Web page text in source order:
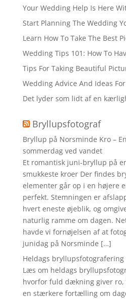
Your Wedding Help Is Here
Start Planning The Wedding
Learn How To Take The Best
Wedding Tips 101: How To
Tips For Taking Beautiful
Wedding Advice And Ideas
Det lyder som lidt af en
Bryllupsfotograf
Bryllup på Norsminde Kro –
sommerdag ved vandet
Et romantisk juni-bryllup på
smukkeste kroer Der findes
elementer går op i en højere
perfekt. Stemningen er
hvert eneste øjeblik, og
naturlig ramme om dagen.
havde vi fornøjelsen af at
junidag på Norsminde […]
Heldags bryllupsfotografering
Læs om heldags
hvorfor fuld dækning giver
en stærkere fortælling om